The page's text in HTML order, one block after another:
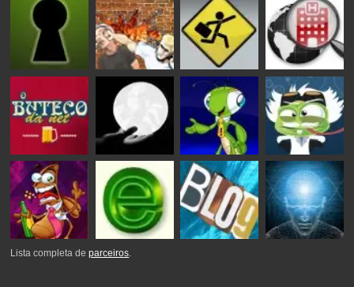
Lista completa deparceiros.